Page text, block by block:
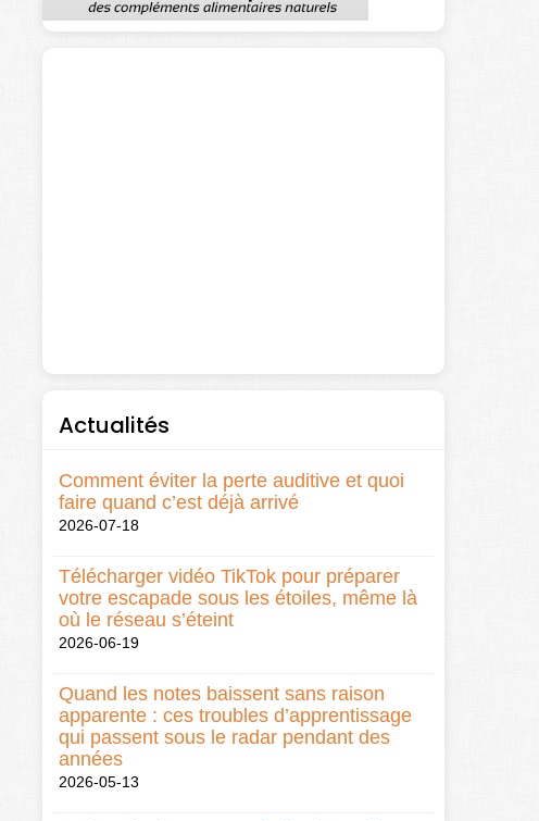
Actualités
Comment éviter la perte auditive et quoi
faire quand c’est déjà arrivé
2026-07-18
Télécharger vidéo TikTok pour préparer
votre escapade sous les étoiles, même là
où le réseau s’éteint
2026-06-19
Quand les notes baissent sans raison
apparente : ces troubles d’apprentissage
qui passent sous le radar pendant des
années
2026-05-13